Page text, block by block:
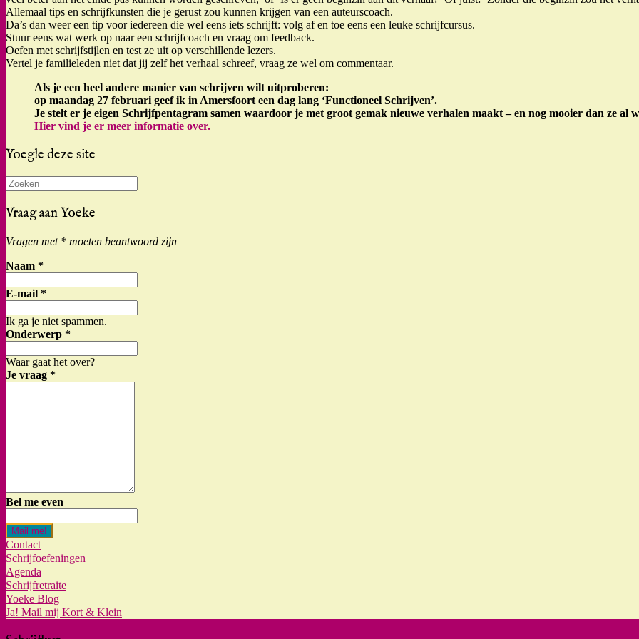
Allemaal tips en schrijfkunsten die je gerust zou kunnen krijgen van een auteurscoach.
Da’s dan weer een tip voor iedereen die wel eens iets schrijft: volg af en toe eens een leuke schrijfcursus.
Stuur eens wat werk op naar een schrijfcoach en vraag om feedback.
Oefen met schrijfstijlen en test ze uit op verschillende lezers.
Vertel je familieleden niet dat jij zelf het verhaal schreef, vraag ze wel om commentaar.
Als je een heel andere manier van schrijven wilt uitproberen:
op maandag 27 februari geef ik in Amersfoort een dag lang ‘Functioneel Schrijven’.
Je stelt er je eigen Schrijfpentagram samen waardoor je met groot gemak nieuwe verhalen maakt – en nog mooier dan ze al
Hier vind je er meer informatie over.
Yoegle deze site
Zoeken
naar:
Vraag aan Yoeke
Vragen met * moeten beantwoord zijn
Naam *
E-mail *
Ik ga je niet spammen.
Onderwerp *
Waar gaat het over?
Je vraag *
Bel me even
Mail me!
Contact
Schrijfoefeningen
Agenda
Schrijfretraite
Yoeke Blog
Ja! Mail mij Kort & Klein